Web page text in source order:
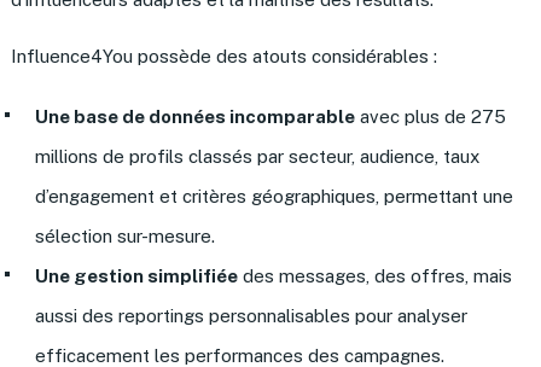
Influence4You possède des atouts considérables :
Une base de données incomparableavec plus de 275
millions de profils classés par secteur, audience, taux
d’engagement et critères géographiques, permettant une
sélection sur-mesure.
Une gestion simplifiéedes messages, des offres, mais
aussi des reportings personnalisables pour analyser
efficacement les performances des campagnes.